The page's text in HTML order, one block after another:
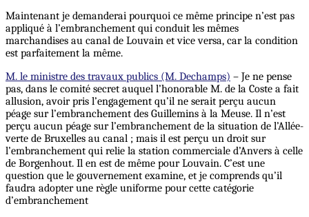
Maintenant je demanderai pourquoi ce même principe n’est pas
appliqué à l’embranchement qui conduit les mêmes
marchandises au canal de Louvain et vice versa, car la condition
est parfaitement la même.
M. le ministre des travaux publics (M. Dechamps) – Je ne pense
pas, dans le comité secret auquel l’honorable M. de la Coste a fait
allusion, avoir pris l’engagement qu’il ne serait perçu aucun
péage sur l’embranchement des Guillemins à la Meuse. Il n’est
perçu aucun péage sur l’embranchement de la situation de l’Allée-
verte de Bruxelles au canal ; mais il est perçu un droit sur
l’embranchement qui relie la station commerciale d’Anvers à celle
de Borgenhout. Il en est de même pour Louvain. C’est une
question que le gouvernement examine, et je comprends qu’il
faudra adopter une règle uniforme pour cette catégorie
d’embranchement